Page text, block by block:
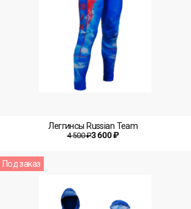
Леггинсы Russian Team
4 500 ₽3 600 ₽
Под заказ